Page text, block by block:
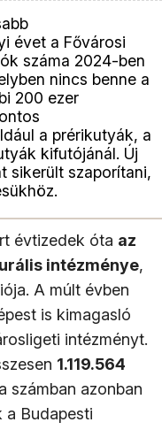
évet a Fővárosi
száma 2024-ben
nincs benne a
200 ezer
a prérikutyák, a
kifutójánál. Új
sikerült szaporítani,
évtizedek óta az
intézménye,
A múlt évben
is kimagasló
intézményt.
1.119.564
számban azonban
a Budapesti